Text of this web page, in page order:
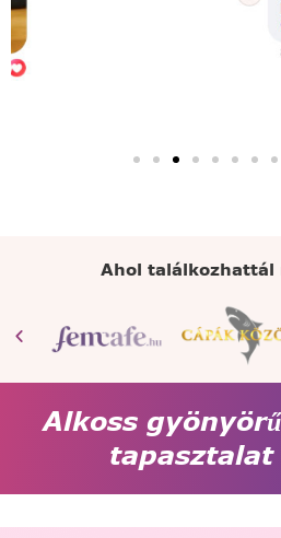
Ahol találkozhattál
Alkoss